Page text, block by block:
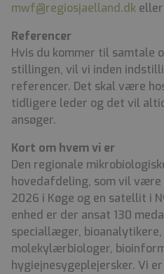
mwf@regiosjaelland.dk
Referencer
Hvis du kommer til samtale
stillingen, vil vi inden
referencer. Det skal være
tidligere leder og det vil
ansøger.
Kort om hvem vi er
Den regionale
hovedafdeling, som vil
2026 i Køge og en satellit i
enhed er der ansat 130
speciallæger,
molekylærbiologer,
hygiejnesygeplejersker. Vi